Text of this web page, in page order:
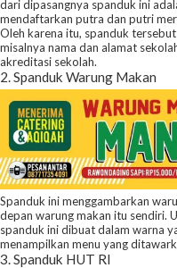
dari dipasangnya spanduk ini
mendaftarkan putra dan putri
Oleh karena itu, spanduk
misalnya nama dan alamat
akreditasi sekolah.
2. Spanduk Warung Makan
Spanduk ini menggambarkan
depan warung makan itu sendiri.
spanduk ini dibuat dalam warna
menampilkan menu yang
3. Spanduk HUT RI